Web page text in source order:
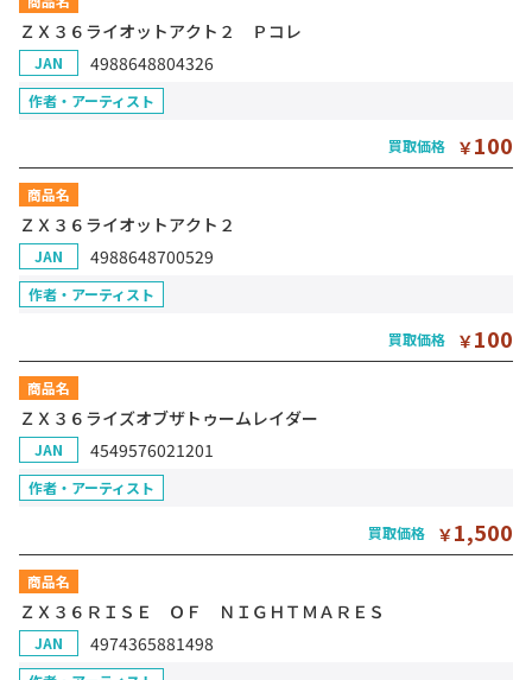
ＺＸ３６ライオットアクト２ Ｐコレ
JAN 4988648804326
作者・アーティスト
買取価格 ￥100
商品名
ＺＸ３６ライオットアクト２
JAN 4988648700529
作者・アーティスト
買取価格 ￥100
商品名
ＺＸ３６ライズオブザトゥームレイダー
JAN 4549576021201
作者・アーティスト
買取価格 ￥1,500
商品名
ＺＸ３６ＲＩＳＥ ＯＦ ＮＩＧＨＴＭＡＲＥＳ
JAN 4974365881498